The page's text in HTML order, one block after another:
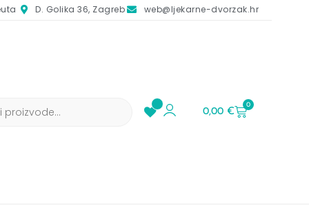
D. Golika 36, Zagreb web@ljekarne-dvorzak.hr
0,00€
0